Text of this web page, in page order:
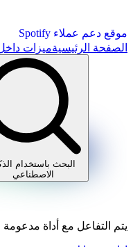
موقع دعم عملاء Spotify
الصفحة الرئيسيةميزات
البحث باستخدام
الاصطناعي
يتم التفاعل مع أداة مدعومة